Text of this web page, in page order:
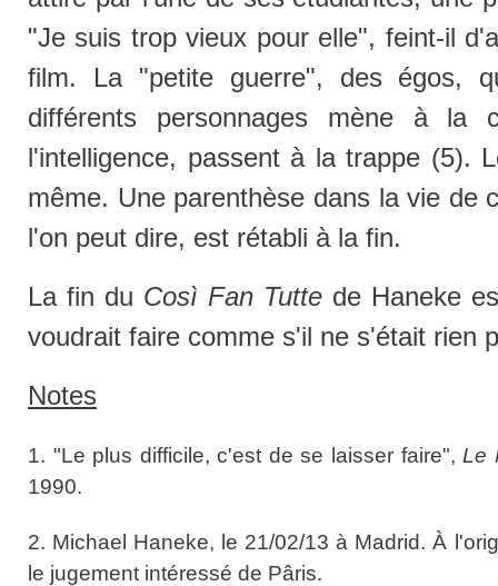
"Je suis trop vieux pour elle", feint-il
film. La "petite guerre", des égos,
différents personnages mène à la
l'intelligence, passent à la trappe (5).
même. Une parenthèse dans la vie de
l'on peut dire, est rétabli à la fin.
La fin du Così Fan Tutte de Haneke
voudrait faire comme s'il ne s'était rien
Notes
1. "Le plus difficile, c'est de se laisser faire",Le
1990.
2. Michael Haneke, le 21/02/13 à Madrid. À
le jugement intéressé de Pâris.